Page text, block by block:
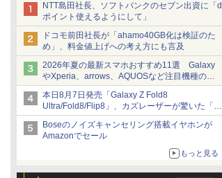
NTT島田社長、ソフトバンクのセブン出資に「d
ポイント使えるようにして」
ドコモ前田社長が「ahamo40GB化は検証のた
め」、料金値上げへの考え方にも言及
2026年夏の最新スマホおすすめ11選 Galaxy
やXperia、arrows、AQUOSなど注目機種の特
徴は
本日8月7日発売「Galaxy Z Fold8
Ultra/Fold8/Flip8」、カズレーザーが驚いた「そ
ば屋のメニュー並みの薄さ」
Boseのノイズキャンセリング搭載イヤホンが
Amazonでセール
もっと見る